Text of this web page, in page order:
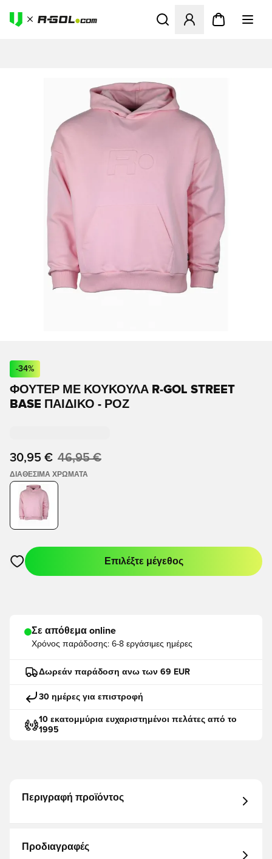
Ανοίγει ένα Modal για να
-34%
ΦΟΎΤΕΡ ΜΕ ΚΟΥΚΟΎΛΑ R-GOL STREET
BASE ΠΑΙΔΙΚΌ - ΡΟΖ
30,95 € 46,95 €
ΔΙΑΘΈΣΙΜΑ ΧΡΏΜΑΤΑ
Ανοίγει ένα Modal για να συνδεθείτε ή να εγγραφείτε ως
Επιλέξτε μέγεθος
Σε απόθεμα online
Χρόνος παράδοσης: 6-8 εργάσιμες ημέρες
Δωρεάν παράδοση ανω των 69 EUR
30 ημέρες για επιστροφή
10 εκατομμύρια ευχαριστημένοι πελάτες από το
1995
Περιγραφή προϊόντος
Προδιαγραφές